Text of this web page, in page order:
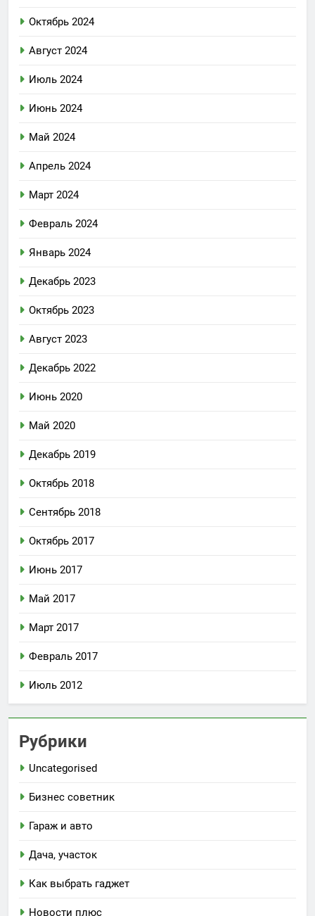
Октябрь 2024
Август 2024
Июль 2024
Июнь 2024
Май 2024
Апрель 2024
Март 2024
Февраль 2024
Январь 2024
Декабрь 2023
Октябрь 2023
Август 2023
Декабрь 2022
Июнь 2020
Май 2020
Декабрь 2019
Октябрь 2018
Сентябрь 2018
Октябрь 2017
Июнь 2017
Май 2017
Март 2017
Февраль 2017
Июль 2012
Рубрики
Uncategorised
Бизнес советник
Гараж и авто
Дача, участок
Как выбрать гаджет
Новости плюс